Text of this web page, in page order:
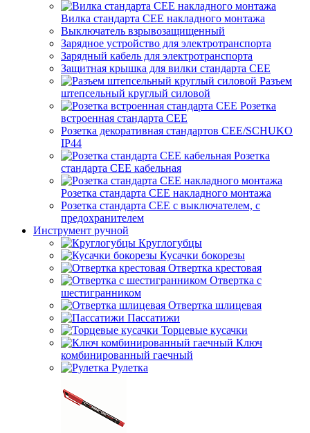
Вилка стандарта CEE накладного монтажа
Выключатель взрывозащищенный
Зарядное устройство для электротранспорта
Зарядный кабель для электротранспорта
Защитная крышка для вилки стандарта CEE
Разъем
штепсельный круглый силовой
Розетка
встроенная стандарта CEE
Розетка декоративная стандартов CEE/SCHUKO
IP44
Розетка
стандарта СЕЕ кабельная
Розетка стандарта СЕЕ накладного монтажа
Розетка стандарта СЕЕ с выключателем, с
предохранителем
Инструмент ручной
Круглогубцы
Кусачки бокорезы
Отвертка крестовая
Отвертка с
шестигранником
Отвертка шлицевая
Пассатижи
Торцевые кусачки
Ключ
комбинированный гаечный
Рулетка